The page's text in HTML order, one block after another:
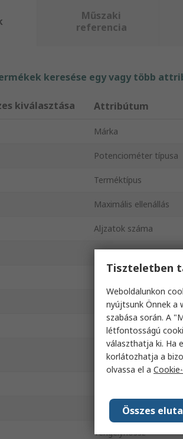
Műszaki
referencia
keresése egy vagy több
kiválasztása Attribútum
Márka
Potenciométer típusa
Terméktípus
Maximális ellenállás
Aljzatok száma
Tengely átmérője
Névleges teljesítmény
Elektromos utazó
Elem anyaga
Lezárási stílus
Tengelyhossz
Tiszteletben
Weboldalunkon
nyújtsunk Önnek a
szabása során. A
létfontosságú
választhatja ki. Ha
korlátozhatja a
olvassa el a
Összes